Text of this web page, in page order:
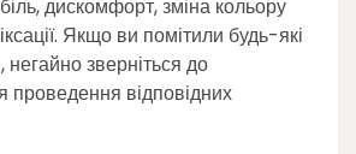
дискомфорт, зміна кольору
Якщо ви помітили будь-які
негайно зверніться до
проведення відповідних